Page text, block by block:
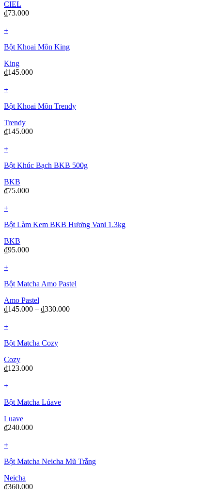
CIEL
₫73.000
+
Bột Khoai Môn King
King
₫145.000
+
Bột Khoai Môn Trendy
Trendy
₫145.000
+
Bột Khúc Bạch BKB 500g
BKB
₫75.000
+
Bột Làm Kem BKB Hương Vani 1.3kg
BKB
₫95.000
+
Bột Matcha Amo Pastel
Amo Pastel
₫145.000 – ₫330.000
+
Bột Matcha Cozy
Cozy
₫123.000
+
Bột Matcha Lúave
Luave
₫240.000
+
Bột Matcha Neicha Mũ Trắng
Neicha
₫360.000